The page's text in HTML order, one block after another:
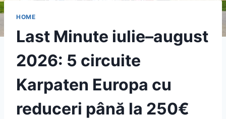
HOME
Last Minute iulie–august
2026: 5 circuite
Karpaten Europa cu
reduceri până la 250€